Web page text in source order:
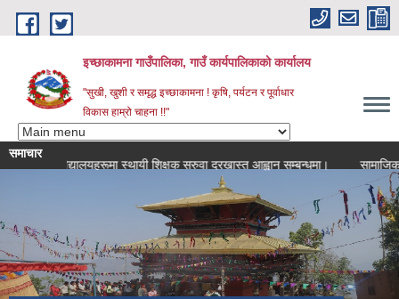
Skip to main content
इच्छाकामना गाउँपालिका, गाउँ कार्यपालिकाको कार्यालय
"सुखी, खुशी र समृद्ध इच्छाकामना ! कृषि, पर्यटन र पूर्वाधार
विकास हाम्रो चाहना !!"
समाचार
विद्यालयहरूमा स्थायी शिक्षक सरुवा दरखास्त आह्वान सम्बन्धमा।
सामाजिक
ऐतिहासिक स्थाल उपरदाङ्गढी
सिराईचुली (चितवन जिल्लाको अग्लो स्थान)
लामो झरना जलविरे